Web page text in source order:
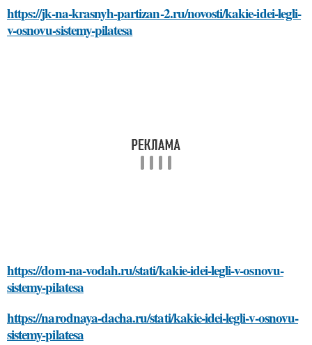
https://jk-na-krasnyh-partizan-2.ru/novosti/kakie-idei-legli-
v-osnovu-sistemy-pilatesa
https://dom-na-vodah.ru/stati/kakie-idei-legli-v-osnovu-
sistemy-pilatesa
https://narodnaya-dacha.ru/stati/kakie-idei-legli-v-osnovu-
sistemy-pilatesa